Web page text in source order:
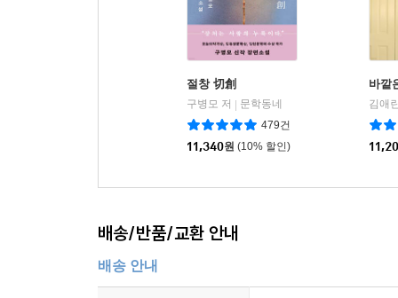
절창 切創
구병모 저 | 문학동네
479건
11,340원 (10% 할인)
바깥
김애
배송/반품/교환 안내
배송 안내